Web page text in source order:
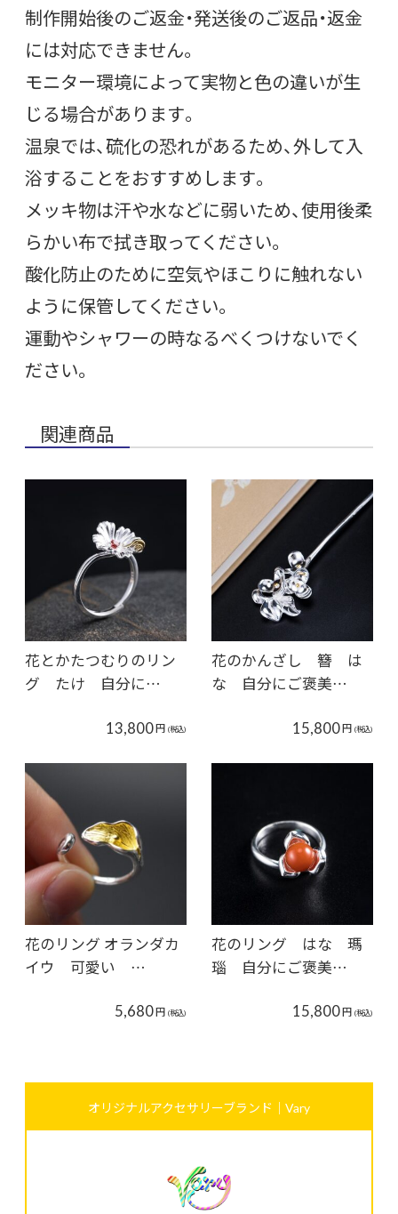
制作開始後のご返金・発送後のご返品・返金
には対応できません。
モニター環境によって実物と色の違いが生
じる場合があります。
温泉では、硫化の恐れがあるため、外して入
浴することをおすすめします。
メッキ物は汗や水などに弱いため、使用後柔
らかい布で拭き取ってください。
酸化防止のために空気やほこりに触れない
ように保管してください。
運動やシャワーの時なるべくつけないでく
ださい。
関連商品
花とかたつむりのリン
グ たけ 自分に…
13,800円 (税込)
花のかんざし 簪 は
な 自分にご褒美…
15,800円 (税込)
花のリング オランダカ
イウ 可愛い …
5,680円 (税込)
花のリング はな 瑪
瑙 自分にご褒美…
15,800円 (税込)
オリジナルアクセサリーブランド｜Vary